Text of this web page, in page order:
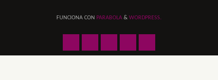
FUNCIONA CON PARABOLA & WORDPRESS.